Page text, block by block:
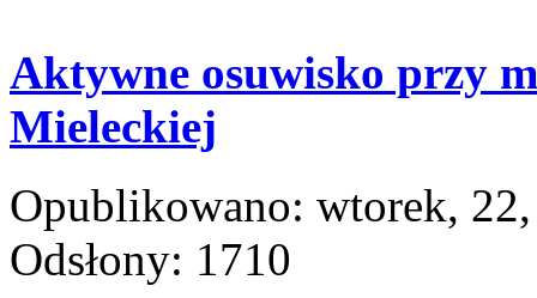
Aktywne osuwisko przy
Mieleckiej
Opublikowano: wtorek,
Odsłony: 1710